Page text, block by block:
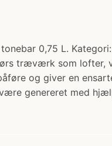
0,75 L.
træværk som
og giver en
genereret med